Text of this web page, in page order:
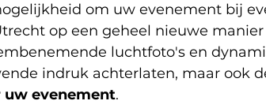
om uw evenement bij
op een geheel nieuwe
luchtfoto's en
indruk achterlaten, maar ook
uw evenement.